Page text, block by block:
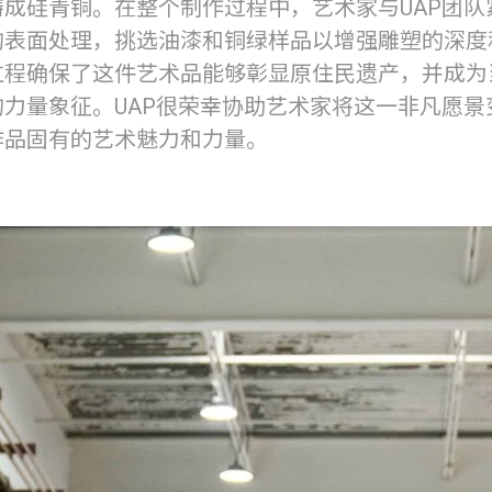
硅青铜。在整个制作过程中，艺术家与UAP团
面处理，挑选油漆和铜绿样品以增强雕塑的深
确保了这件艺术品能够彰显原住民遗产，并成
量象征。UAP很荣幸协助艺术家将这一非凡愿
固有的艺术魅力和力量。